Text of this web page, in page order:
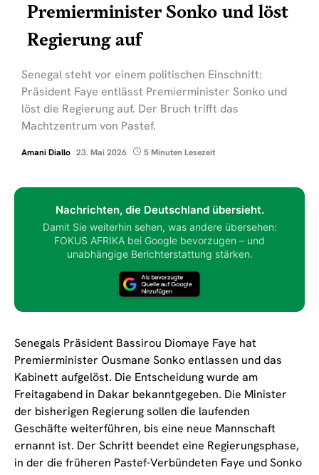
Premierminister Sonko und löst
Regierung auf
Senegal steht vor einem politischen Einschnitt:
Präsident Faye entlässt Premierminister Sonko und
löst die Regierung auf. Der Bruch trifft das
Machtzentrum von Pastef.
Amani Diallo 23. Mai 2026 5 Minuten Lesezeit
Nachrichten, die Deutschland übersieht.
Damit Sie weiterhin sehen, was andere übersehen:
FOKUS AFRIKA bei Google bevorzugen – und
unabhängige Berichterstattung stärken.
Senegals Präsident Bassirou Diomaye Faye hat
Premierminister Ousmane Sonko entlassen und das
Kabinett aufgelöst. Die Entscheidung wurde am
Freitagabend in Dakar bekanntgegeben. Die Minister
der bisherigen Regierung sollen die laufenden
Geschäfte weiterführen, bis eine neue Mannschaft
ernannt ist. Der Schritt beendet eine Regierungsphase,
in der die früheren Pastef-Verbündeten Faye und Sonko